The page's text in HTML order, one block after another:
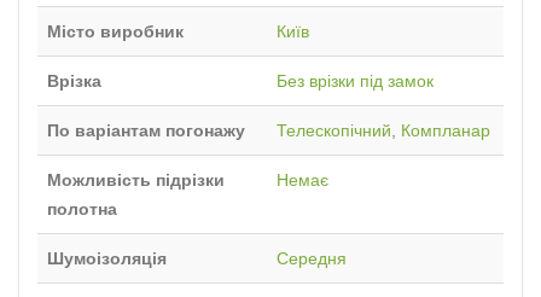
Місто виробник Київ
Врізка Без врізки під замок
По варіантам погонажу Телескопічний, Компланар
Можливість підрізки
полотна
Немає
Шумоізоляція Середня